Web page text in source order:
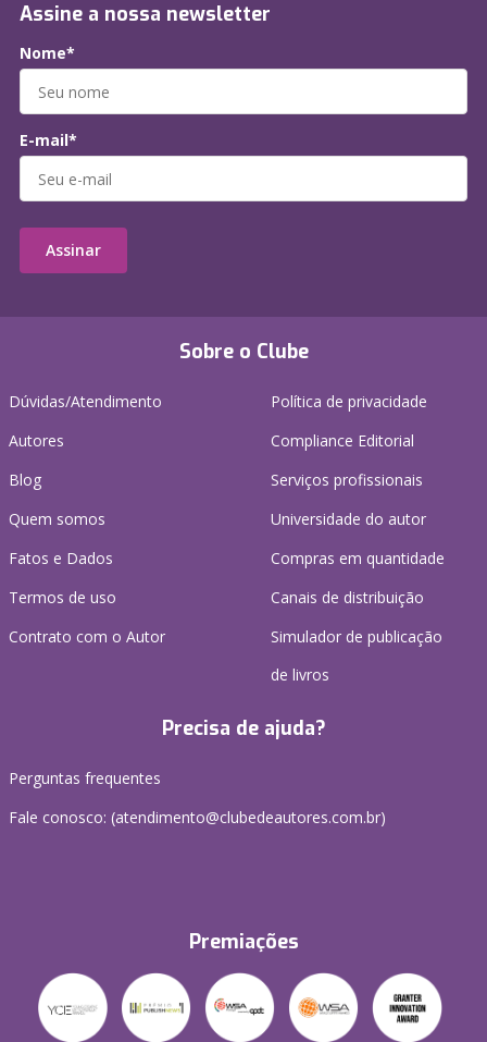
Sobre o Clube
Dúvidas/Atendimento
Autores
Blog
Quem somos
Fatos e Dados
Termos de uso
Contrato com o Autor
Política de privacidade
Compliance Editorial
Serviços profissionais
Universidade do autor
Compras em quantidade
Canais de distribuição
Simulador de publicação
de livros
Precisa de ajuda?
Perguntas frequentes
Fale conosco: (atendimento@clubedeautores.com.br)
Premiações
Assine a nossa newsletter
Nome*
E-mail*
Assinar